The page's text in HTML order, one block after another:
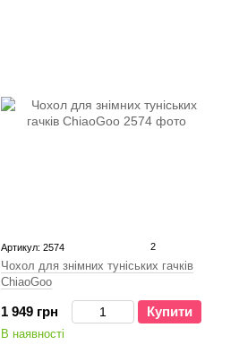
Артикул: 2574 2
Чохол для знімних туніських гачків
ChiaoGoo
1 949 грн Купити
В наявності